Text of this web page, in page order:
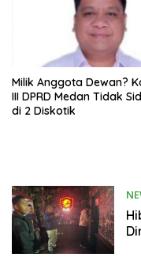
Milik Anggota Dewan?
III DPRD Medan Tidak
di 2 Diskotik